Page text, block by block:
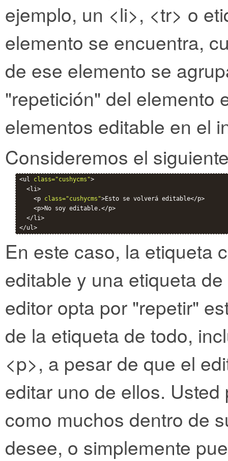
ejemplo, un <li>, <tr> o
elemento se encuentra,
de ese elemento se
"repetición" del elemento
elementos editable en el
Consideremos el
<ul class="cushycms">
  <li>
    <p
class="cushycms">Esto se volverá editable</p>
    <p>No soy editable.</p>
  </li>
En este caso, la etiqueta
editable y una etiqueta
editor opta por "repetir"
de la etiqueta de todo,
<p>, a pesar de que el
editar uno de ellos.
como muchos dentro de
desee, o simplemente